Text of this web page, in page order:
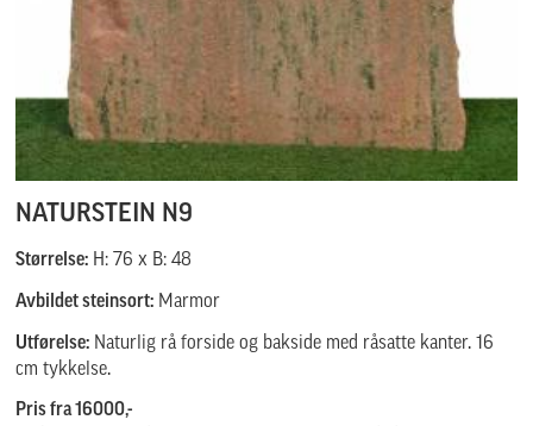
NATURSTEIN N9
Størrelse: H: 76 x B: 48
Avbildet steinsort: Marmor
Utførelse: Naturlig rå forside og bakside med råsatte kanter. 16
cm tykkelse.
Pris fra 16000,-